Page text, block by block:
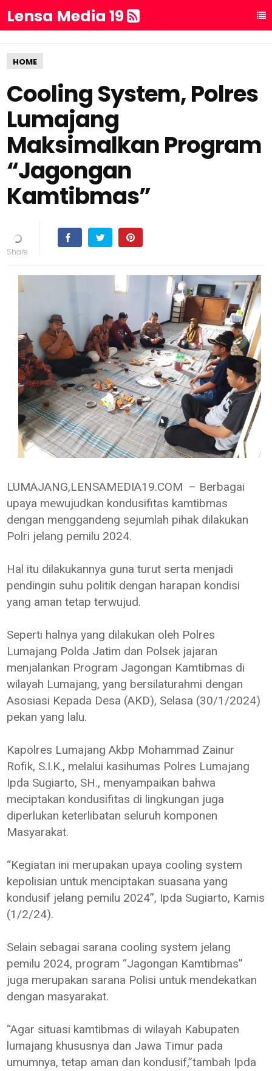
Lensa Media 19
HOME
Cooling System, Polres
Lumajang
Maksimalkan Program
“Jagongan
Kamtibmas”
LUMAJANG,LENSAMEDIA19.COM – Berbagai
upaya mewujudkan kondusifitas kamtibmas
dengan menggandeng sejumlah pihak dilakukan
Polri jelang pemilu 2024.
Hal itu dilakukannya guna turut serta menjadi
pendingin suhu politik dengan harapan kondisi
yang aman tetap terwujud.
Seperti halnya yang dilakukan oleh Polres
Lumajang Polda Jatim dan Polsek jajaran
menjalankan Program Jagongan Kamtibmas di
wilayah Lumajang, yang bersilaturahmi dengan
Asosiasi Kepada Desa (AKD), Selasa (30/1/2024)
pekan yang lalu.
Kapolres Lumajang Akbp Mohammad Zainur
Rofik, S.I.K., melalui kasihumas Polres Lumajang
Ipda Sugiarto, SH., menyampaikan bahwa
meciptakan kondusifitas di lingkungan juga
diperlukan keterlibatan seluruh komponen
Masyarakat.
“Kegiatan ini merupakan upaya cooling system
kepolisian untuk menciptakan suasana yang
kondusif jelang pemilu 2024”, Ipda Sugiarto, Kamis
(1/2/24).
Selain sebagai sarana cooling system jelang
pemilu 2024, program “Jagongan Kamtibmas”
juga merupakan sarana Polisi untuk mendekatkan
dengan masyarakat.
“Agar situasi kamtibmas di wilayah Kabupaten
lumajang khususnya dan Jawa Timur pada
umumnya, tetap aman dan kondusif,”tambah Ipda